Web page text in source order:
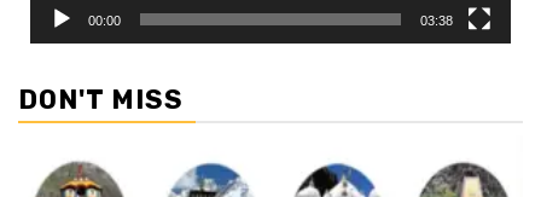
00:00 03:38
DON'T MISS